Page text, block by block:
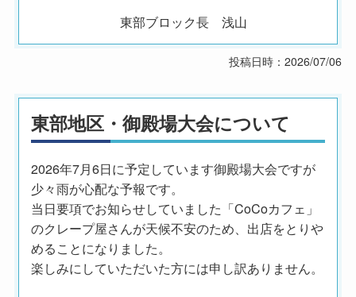
東部ブロック長 浅山
投稿日時：2026/07/06
東部地区・御殿場大会について
2026年7月6日に予定しています御殿場大会ですが
少々雨が心配な予報です。
当日要項でお知らせしていました「CoCoカフェ」
のクレープ屋さんが天候不安のため、出店をとりや
めることになりました。
楽しみにしていただいた方には申し訳ありません。